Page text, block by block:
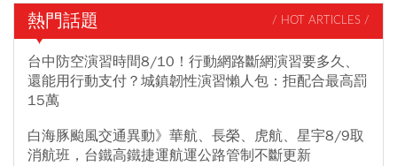
熱門話題 / HOT ARTICLES /
台中防空演習時間8/10！行動網路斷網演習要多久、
還能用行動支付？城鎮韌性演習懶人包：拒配合最高罰
15萬
白海豚颱風交通異動》華航、長榮、虎航、星宇8/9取
消航班，台鐵高鐵捷運航運公路管制不斷更新